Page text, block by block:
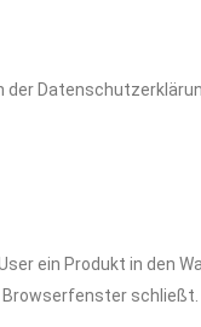
der
ein Produkt in den
schließt.